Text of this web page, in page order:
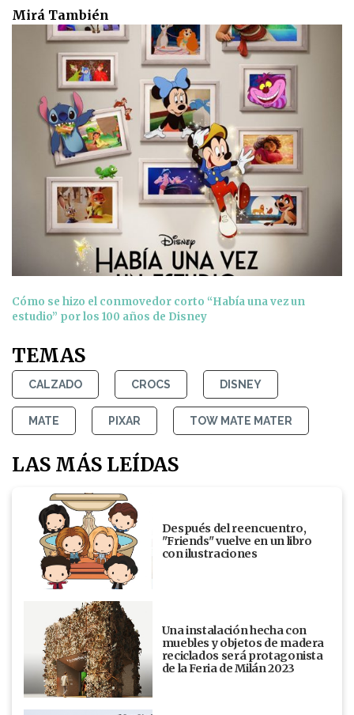
Mirá También
Cómo se hizo el conmovedor corto “Había una vez un
estudio” por los 100 años de Disney
TEMAS
CALZADO CROCS DISNEY
MATE PIXAR TOW MATE MATER
LAS MÁS LEÍDAS
Después del reencuentro,
"Friends" vuelve en un libro
con ilustraciones
Una instalación hecha con
muebles y objetos de madera
reciclados será protagonista
de la Feria de Milán 2023